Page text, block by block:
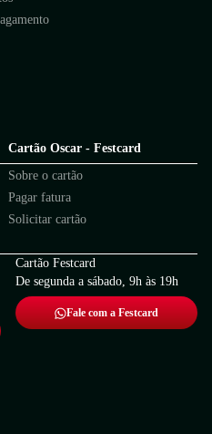
Cartão Oscar - Festcard
Sobre o cartão
Pagar fatura
Solicitar cartão
Cartão Festcard
De segunda a sábado, 9h às 19h
Fale com a Festcard